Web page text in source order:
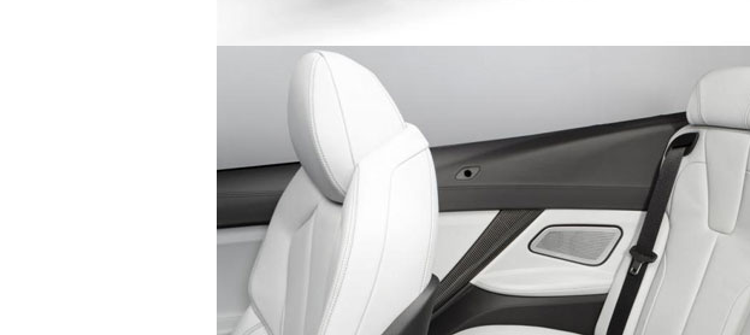
ẢNH CHI TIẾT FORD ECOSPORT 2018
autodaily
1.117 lượt xem - 09/04/2018
TIVOLI TẠI ĐẠI LÝ SSANGYONG THĂNG
autodaily
3.364 lượt xem - 24/05/2017